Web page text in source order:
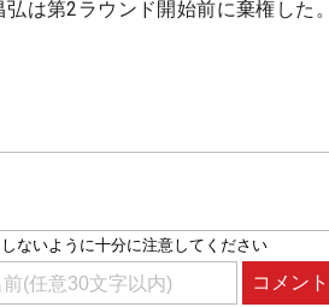
は第2ラウンド開始前に棄権した